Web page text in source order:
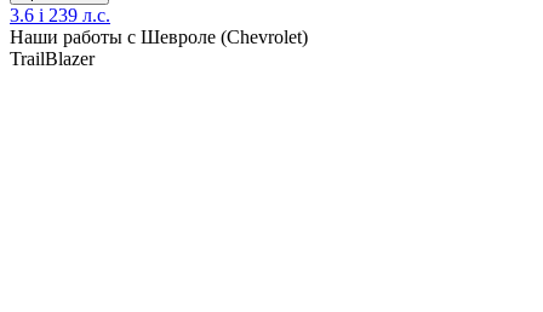
3.6 i 239 л.с.
Наши работы с Шевроле (Chevrolet)
TrailBlazer